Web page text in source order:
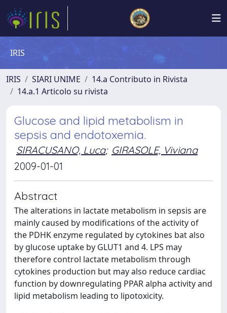
IRIS
IRIS SIARI UNIME
14.a Contributo in Rivista
14.a.1 Articolo su rivista
Glucose and lipid metabolism in
sepsis and endotoxemia.
SIRACUSANO, Luca; GIRASOLE, Viviana
2009-01-01
Abstract
The alterations in lactate metabolism in sepsis are
mainly caused by modifications of the activity of
the PDHK enzyme regulated by cytokines bat also
by glucose uptake by GLUT1 and 4. LPS may
therefore control lactate metabolism through
cytokines production but may also reduce cardiac
function by downregulating PPAR alpha activity and
lipid metabolism leading to lipotoxicity.